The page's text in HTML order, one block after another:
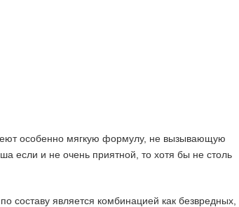
особенно мягкую формулу, не вызывающую
если и не очень приятной, то хотя бы не столь
составу является комбинацией как безвредных,